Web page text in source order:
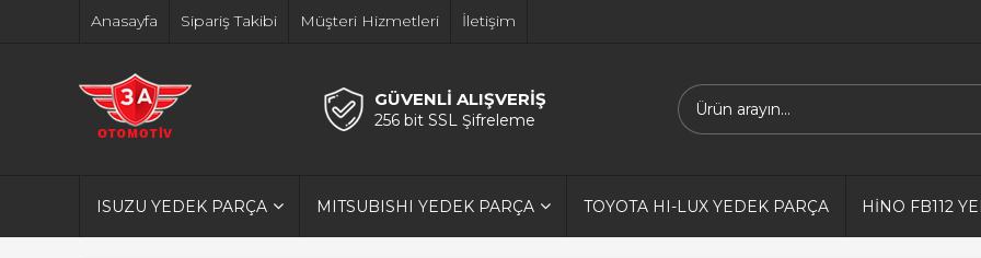
Anasayfa Sipariş Takibi Müşteri Hizmetleri İletişim
GÜVENLİ ALIŞVERİŞ
256 bit SSL Şifreleme
ISUZU YEDEK PARÇA MITSUBISHI YEDEK PARÇA TOYOTA HI-LUX YEDEK PARÇA HİNO FB112